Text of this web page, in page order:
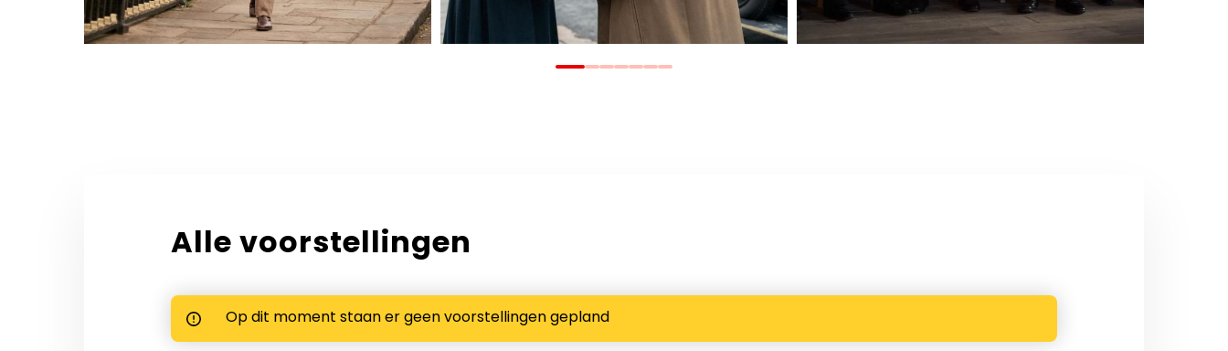
Alle voorstellingen
Op dit moment staan er geen voorstellingen gepland